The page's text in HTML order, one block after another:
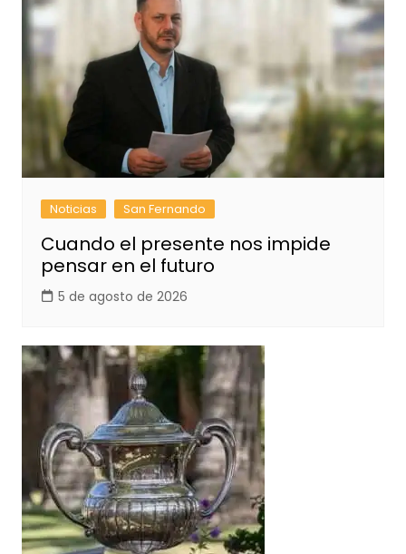
Noticias San Fernando
Cuando el presente nos impide
pensar en el futuro
5 de agosto de 2026